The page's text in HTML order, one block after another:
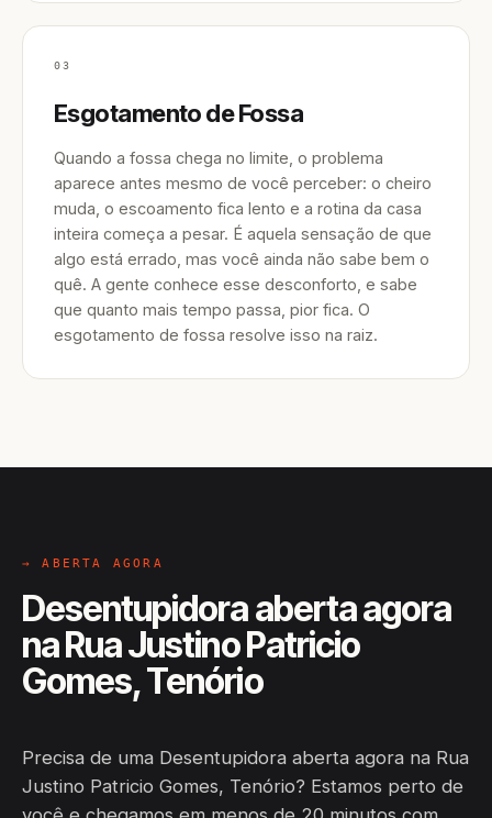
03
Esgotamento de Fossa
Quando a fossa chega no limite, o problema
aparece antes mesmo de você perceber: o cheiro
muda, o escoamento fica lento e a rotina da casa
inteira começa a pesar. É aquela sensação de que
algo está errado, mas você ainda não sabe bem o
quê. A gente conhece esse desconforto, e sabe
que quanto mais tempo passa, pior fica. O
esgotamento de fossa resolve isso na raiz.
→ ABERTA AGORA
Desentupidora aberta agora
na Rua Justino Patricio
Gomes, Tenório
Precisa de uma Desentupidora aberta agora na Rua
Justino Patricio Gomes, Tenório? Estamos perto de